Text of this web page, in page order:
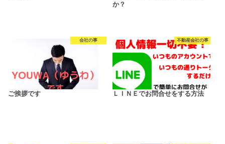
か？
会社の事
ご挨拶です
不動産会社の事
ＬＩＮＥでお問合せをする方法